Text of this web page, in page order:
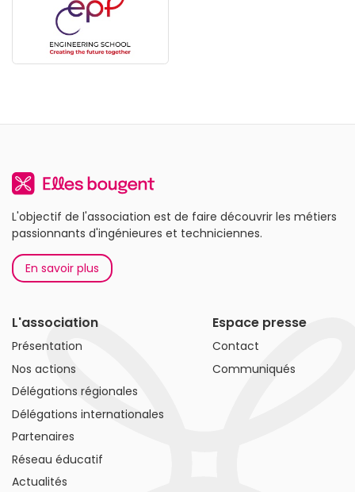
L'objectif de l'association est de faire découvrir les métiers
passionnants d'ingénieures et techniciennes.
En savoir plus
L'association
Présentation
Nos actions
Délégations régionales
Délégations internationales
Partenaires
Réseau éducatif
Actualités
Espace presse
Contact
Communiqués